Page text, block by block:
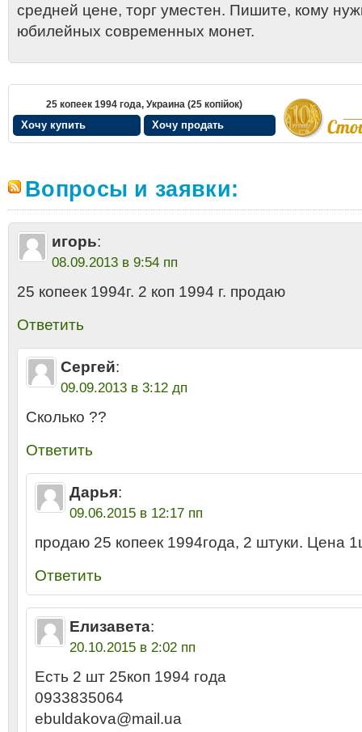
средней цене, торг уместен. Пишите, кому
юбилейных современных монет.
25 копеек 1994 года, Украина (25 копiйок)
Хочу купить Хочу продать
Вопросы и заявки:
игорь:
08.09.2013 в 9:54 пп
25 копеек 1994г. 2 коп 1994 г. продаю
Ответить
Сергей:
09.09.2013 в 3:12 дп
Сколько ??
Ответить
Дарья:
09.06.2015 в 12:17 пп
продаю 25 копеек 1994года, 2 штуки. Цена
Ответить
Елизавета:
20.10.2015 в 2:02 пп
Есть 2 шт 25коп 1994 года
0933835064
ebuldakova@mail.ua